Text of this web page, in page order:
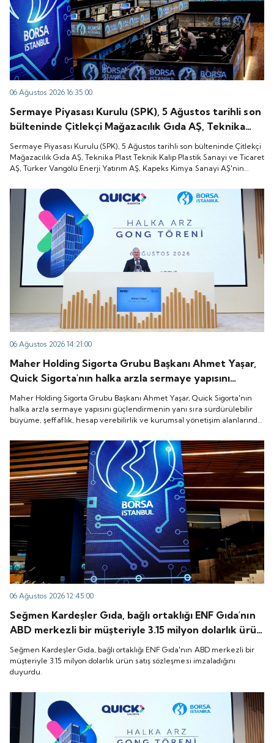
06 Ağustos 2026 16:35:00
Sermaye Piyasası Kurulu (SPK), 5 Ağustos tarihli son
bülteninde Çitlekçi Mağazacılık Gıda AŞ, Teknika
Plast Teknik Kalıp Plastik Sanayi ve Ticaret AŞ,
Türker Vangölü Enerji Yatırım AŞ, Kapeks Kimya
Sanayi AŞ'nin halka arzlarına onay verdiği duyurdu.
Sermaye Piyasası Kurulu (SPK), 5 Ağustos tarihli son bülteninde Çitlekçi
Mağazacılık Gıda AŞ, Teknika Plast Teknik Kalıp Plastik Sanayi ve Ticaret
AŞ, Türker Vangölü Enerji Yatırım AŞ, Kapeks Kimya Sanayi AŞ'nin
06 Ağustos 2026 14:21:00
Maher Holding Sigorta Grubu Başkanı Ahmet Yaşar,
Quick Sigorta'nın halka arzla sermaye yapısını
güçlendirmenin yanı sıra sürdürülebilir büyüme,
şeffaflık, hesap verebilirlik ve kurumsal yönetişim
alanlarında yeni bir döneme girdiğini belirtti.
Maher Holding Sigorta Grubu Başkanı Ahmet Yaşar, Quick Sigorta'nın
halka arzla sermaye yapısını güçlendirmenin yanı sıra sürdürülebilir
büyüme, şeffaflık, hesap verebilirlik ve kurumsal yönetişim alanlarında
06 Ağustos 2026 12:45:00
Seğmen Kardeşler Gıda, bağlı ortaklığı ENF Gıda'nın
ABD merkezli bir müşteriyle 3.15 milyon dolarlık ürün
satış sözleşmesi imzaladığını duyurdu.
Seğmen Kardeşler Gıda, bağlı ortaklığı ENF Gıda'nın ABD merkezli bir
müşteriyle 3.15 milyon dolarlık ürün satış sözleşmesi imzaladığını
duyurdu.